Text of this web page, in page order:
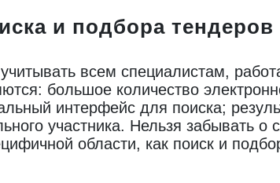
и подбора тендеров
всем специалистам,
большое количество
интерфейс для поиска;
участника. Нельзя забывать о
области, как поиск и